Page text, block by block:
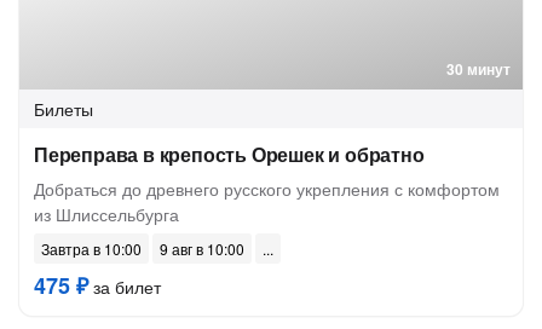
30 минут
Билеты
Переправа в крепость Орешек и обратно
Добраться до древнего русского укрепления с комфортом
из Шлиссельбурга
Завтра в 10:00 9 авг в 10:00
475 ₽за билет